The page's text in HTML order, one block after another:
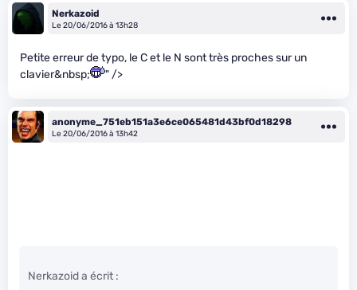
Nerkazoid
Le 20/06/2016 à 13h28
Petite erreur de typo, le C et le N sont très proches sur un
clavier&nbsp;
" />
anonyme_751eb151a3e6ce065481d43bf0d18298
Le 20/06/2016 à 13h42
Nerkazoid a écrit :